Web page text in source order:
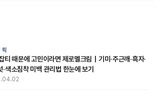
픽
티 때문에 고민이라면 제로멜크림｜기미·주근깨·흑자·
·색소침착 미백 관리법 한눈에 보기